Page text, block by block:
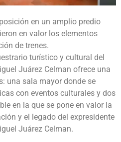
en un amplio predio
en valor los elementos
de trenes.
turístico y cultural del
Juárez Celman ofrece una
una sala mayor donde se
con eventos culturales y dos
en la que se pone en valor la
y el legado del expresidente
Juárez Celman.